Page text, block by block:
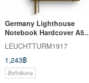
Germany Lighthouse
Notebook Hardcover A5
Dotted Spice Brown
LEUCHTTURM1917
1,243฿
สั่งทำพิเศษ